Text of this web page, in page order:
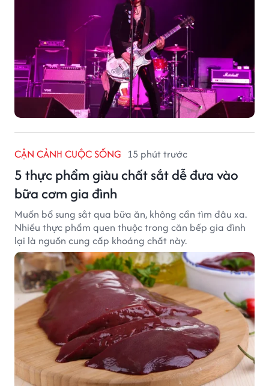
CẬN CẢNH CUỘC SỐNG 15 phút trước
5 thực phẩm giàu chất sắt dễ đưa vào
bữa cơm gia đình
Muốn bổ sung sắt qua bữa ăn, không cần tìm đâu xa.
Nhiều thực phẩm quen thuộc trong căn bếp gia đình
lại là nguồn cung cấp khoáng chất này.